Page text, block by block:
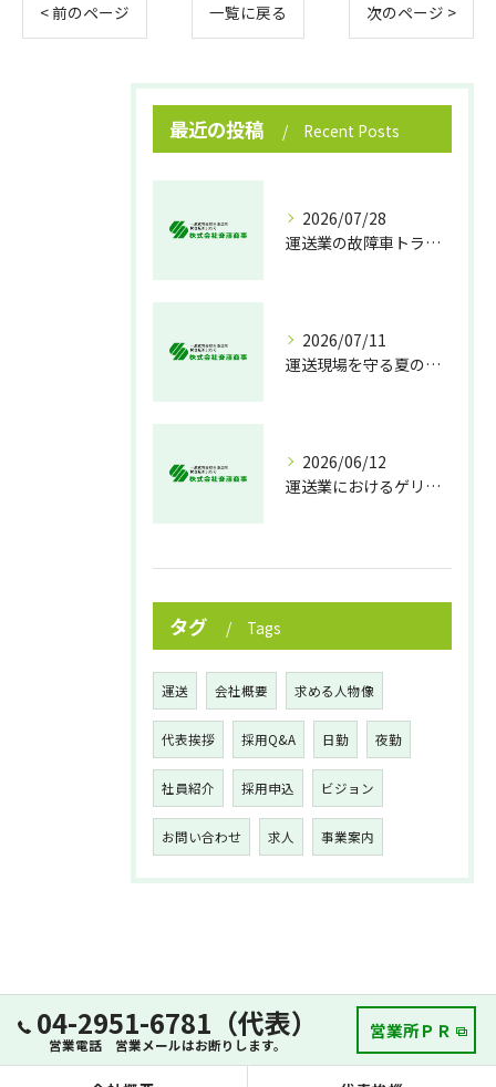
< 前のページ 一覧に戻る 次のページ >
最近の投稿 Recent Posts
2026/07/28
運送業の故障車トラブル即時対処法
2026/07/11
運送現場を守る夏の熱中症対策
2026/06/12
運送業におけるゲリラ豪雨対策の実践法
タグ Tags
運送 会社概要 求める人物像
代表挨拶 採用Q&A 日勤 夜勤
社員紹介 採用申込 ビジョン
お問い合わせ 求人 事業案内
04-2951-6781（代表）
営業電話 営業メールはお断りします。
営業所ＰＲ